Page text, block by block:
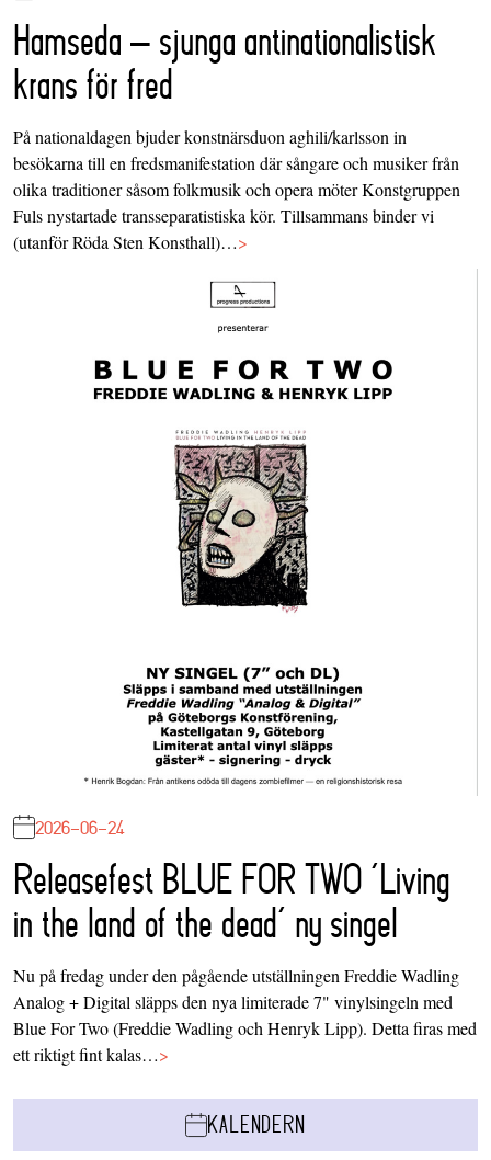
Hamseda – sjunga antinationalistisk
krans för fred
På nationaldagen bjuder konstnärsduon aghili/karlsson in
besökarna till en fredsmanifestation där sångare och musiker från
olika traditioner såsom folkmusik och opera möter Konstgruppen
Fuls nystartade transseparatistiska kör. Tillsammans binder vi
(utanför Röda Sten Konsthall)…>
2026-06-24
Releasefest BLUE FOR TWO ‘Living
in the land of the dead’ ny singel
Nu på fredag under den pågående utställningen Freddie Wadling
Analog + Digital släpps den nya limiterade 7" vinylsingeln med
Blue For Two (Freddie Wadling och Henryk Lipp). Detta firas med
ett riktigt fint kalas…>
KALENDERN